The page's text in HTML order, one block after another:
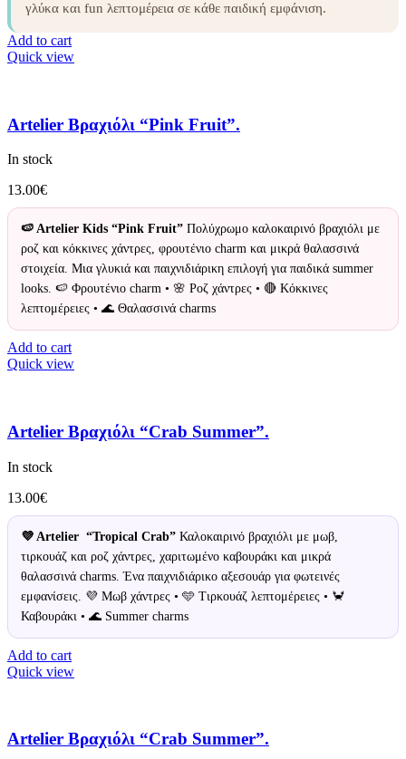
γλύκα και fun λεπτομέρεια σε κάθε παιδική εμφάνιση.
Add to cart
Quick view
Artelier Βραχιόλι “Pink Fruit”.
In stock
13.00€
🍉 Artelier Kids “Pink Fruit” Πολύχρωμο καλοκαιρινό βραχιόλι με
ροζ και κόκκινες χάντρες, φρουτένιο charm και μικρά θαλασσινά
στοιχεία. Μια γλυκιά και παιχνιδιάρικη επιλογή για παιδικά summer
looks. 🍉 Φρουτένιο charm • 🌸 Ροζ χάντρες • 🔴 Κόκκινες
λεπτομέρειες • 🌊 Θαλασσινά charms
Add to cart
Quick view
Artelier Βραχιόλι “Crab Summer”.
In stock
13.00€
💜 Artelier “Tropical Crab” Καλοκαιρινό βραχιόλι με μωβ,
τιρκουάζ και ροζ χάντρες, χαριτωμένο καβουράκι και μικρά
θαλασσινά charms. Ένα παιχνιδιάρικο αξεσουάρ για φωτεινές
εμφανίσεις. 💜 Μωβ χάντρες • 🩵 Τιρκουάζ λεπτομέρειες • 🦀
Καβουράκι • 🌊 Summer charms
Add to cart
Quick view
Artelier Βραχιόλι “Crab Summer”.